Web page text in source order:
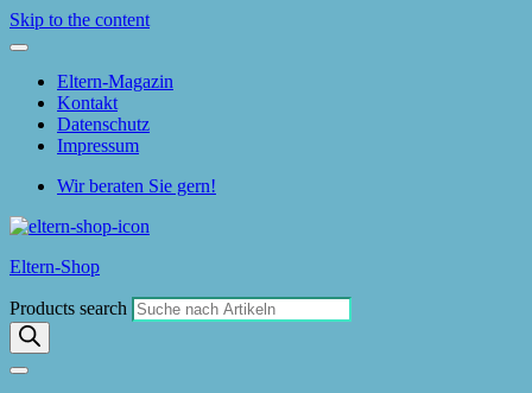
Skip to the content
Eltern-Magazin
Kontakt
Datenschutz
Impressum
Wir beraten Sie gern!
Eltern-Shop
Products search